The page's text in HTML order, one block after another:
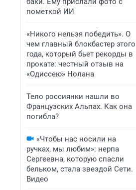
пометкой ИИ
«Никого нельзя победить». О
чем главный блокбастер этого
года, который бьет рекорды в
прокате: честный отзыв на
«Одиссею» Нолана
Тело россиянки нашли во
Французских Альпах. Как она
погибла?
«Чтобы нас носили на
ручках, мы любим»: нерпа
Сергеевна, которую спасли
бельком, стала звездой Сети.
Видео